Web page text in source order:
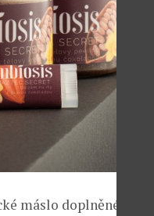
máslo doplněné o